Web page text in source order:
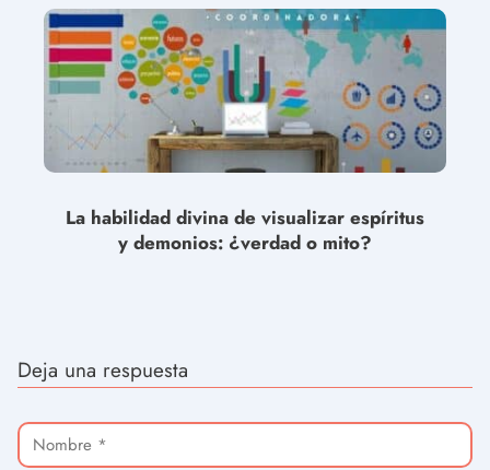
La habilidad divina de visualizar espíritus
y demonios: ¿verdad o mito?
Deja una respuesta